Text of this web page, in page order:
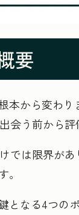
要
本から変わ
う前から評
では限界が
となる4つの